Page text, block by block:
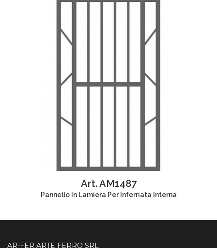
Art. AM1487
Pannello In Lamiera Per Inferriata Interna
AR-FER ARTE FERRO SRL